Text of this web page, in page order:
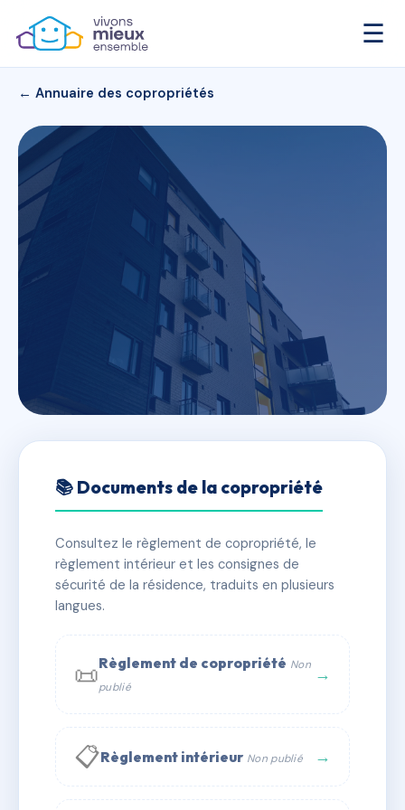
☰
← Annuaire des copropriétés
46/48 BOULEVARD DE
STRASBOURG
📍 48 bd de strasbourg 75010 Paris
✓ Immatriculée 🏠 42 lots 🏗 6 bâtiment(s)
📞 Contacter Syndic Digital 💬 WhatsApp
✉ Email
📚 Documents de la copropriété
Consultez le règlement de copropriété, le
règlement intérieur et les consignes de
sécurité de la résidence, traduits en plusieurs
langues.
📜Règlement de copropriété Non
publié
→
📋Règlement intérieur Non publié →